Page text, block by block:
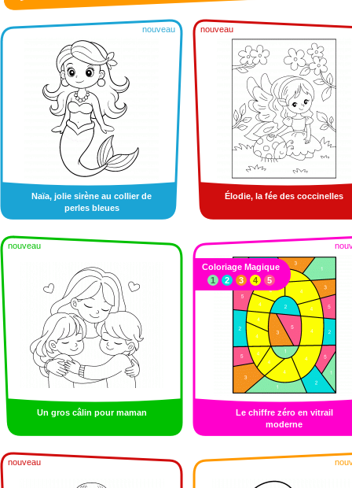
nouveau
Naïa, jolie sirène au collier de
perles bleues
nouveau
Élodie, la fée des coccinelles
nouveau
Un gros câlin pour maman
Le chiffre zéro en vitrail
moderne
Coloriage Magique
1
2 3 4 5
nouveau